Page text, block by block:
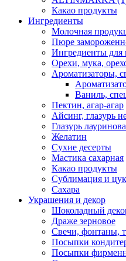
Какао продукты
Ингредиенты
Молочная
Пюре
Ингредиенты для
Орехи, мука,
Ароматизаторы,
Ваниль,
Пектин, агар-агар
Айсинг, глазурь
Глазурь
Желатин
Сухие десерты
Мастика сахарная
Какао продукты
Сублимация и
Сахара
Украшения и декор
Шоколадный
Драже зерновое
Свечи, фонтаны,
Посыпки
Посыпки